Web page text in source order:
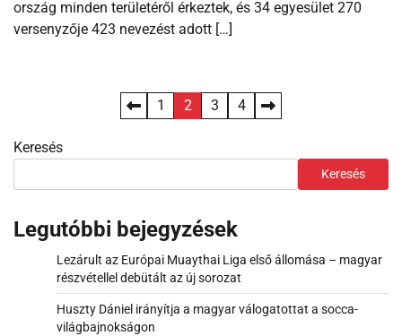
ország minden területéről érkeztek, és 34 egyesület 270
versenyzője 423 nevezést adott […]
Bejegyzések
lapozása
1 2 3 4
Keresés
Keresés
Legutóbbi bejegyzések
Lezárult az Európai Muaythai Liga első állomása – magyar
részvétellel debütált az új sorozat
Huszty Dániel irányítja a magyar válogatottat a socca-
világbajnokságon